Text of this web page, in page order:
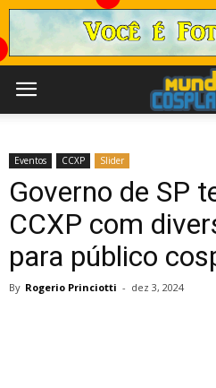
Eventos CCXP Slider
Governo de SP
CCXP com
para público
By Rogerio Princiotti - dez 3, 2024